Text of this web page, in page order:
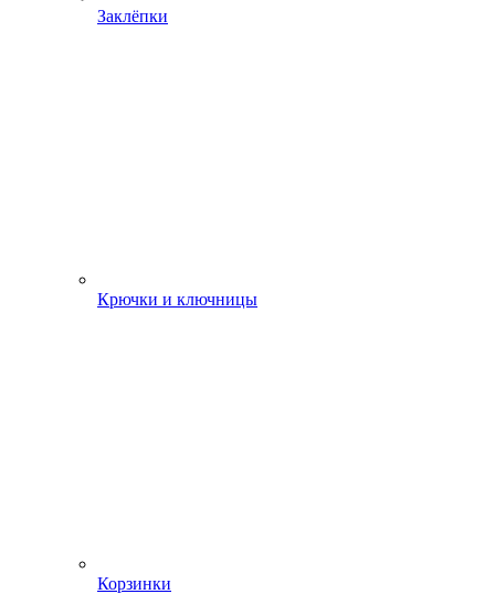
Заклёпки
Крючки и ключницы
Корзинки